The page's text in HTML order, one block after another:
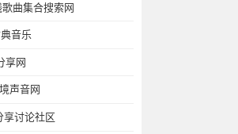
曲集合搜索网
音乐
享网
声音网
享讨论社区